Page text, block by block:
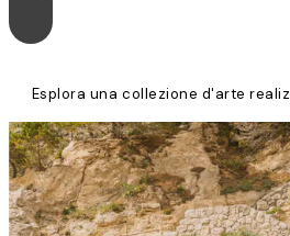
Esplora una collezione d'arte